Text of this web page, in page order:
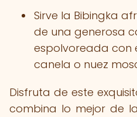
Sirve la Bibingka
de una generosa
espolvoreada con
canela o nuez
Disfruta de este
combina lo mejor de